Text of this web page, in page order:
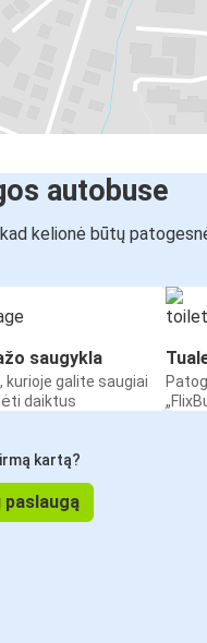
autobuse
kelionė būtų
saugykla
kurioje galite saugiai
daiktus
kartą?
paslaugą